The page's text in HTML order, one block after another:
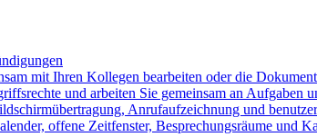
mit Ihren Kollegen bearbeiten oder die
und arbeiten Sie gemeinsam an Aufgaben
Anrufaufzeichnung und
offene Zeitfenster, Besprechungsräume und